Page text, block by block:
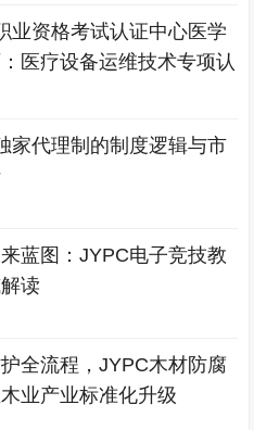
业资格考试认证中心医学
医疗设备运维技术专项认
家代理制的制度逻辑与市
蓝图：JYPC电子竞技教
读
全流程，JYPC木材防腐
业产业标准化升级